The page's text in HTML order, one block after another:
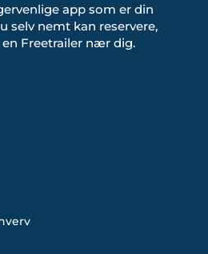
app som er din
selv nemt kan reservere,
Freetrailer nær dig.